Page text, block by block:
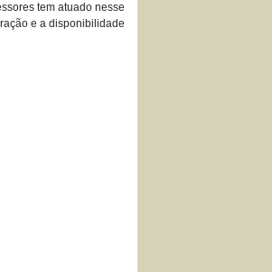
tem atuado nesse
e a disponibilidade